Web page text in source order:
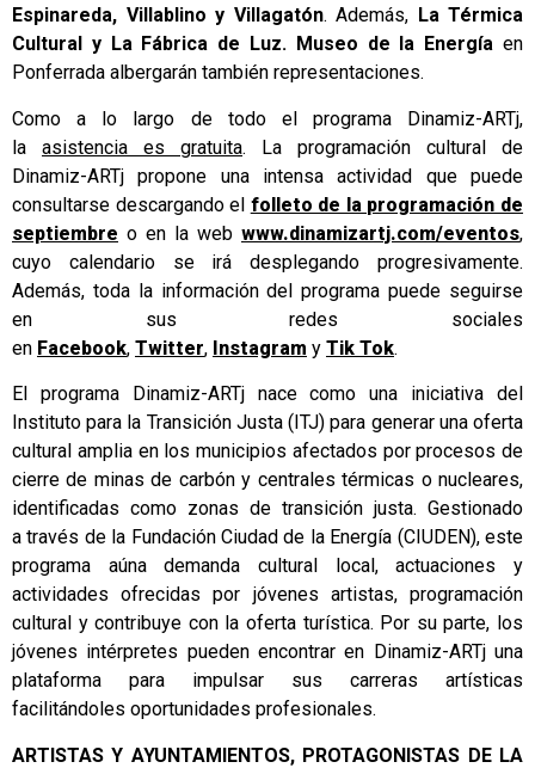
Espinareda, Villablino y Villagatón. Además, La Térmica
Cultural y La Fábrica de Luz. Museo de la Energía en
Ponferrada albergarán también representaciones.
Como a lo largo de todo el programa Dinamiz-ARTj,
la asistencia es gratuita. La programación cultural de
Dinamiz-ARTj propone una intensa actividad que puede
consultarse descargando el folleto de la programación de
septiembre o en la web www.dinamizartj.com/eventos,
cuyo calendario se irá desplegando progresivamente.
Además, toda la información del programa puede seguirse
en sus redes sociales
en Facebook, Twitter, Instagram y Tik Tok.
El programa Dinamiz-ARTj nace como una iniciativa del
Instituto para la Transición Justa (ITJ) para generar una oferta
cultural amplia en los municipios afectados por procesos de
cierre de minas de carbón y centrales térmicas o nucleares,
identificadas como zonas de transición justa. Gestionado
a través de la Fundación Ciudad de la Energía (CIUDEN), este
programa aúna demanda cultural local, actuaciones y
actividades ofrecidas por jóvenes artistas, programación
cultural y contribuye con la oferta turística. Por su parte, los
jóvenes intérpretes pueden encontrar en Dinamiz-ARTj una
plataforma para impulsar sus carreras artísticas
facilitándoles oportunidades profesionales.
ARTISTAS Y AYUNTAMIENTOS, PROTAGONISTAS DE LA